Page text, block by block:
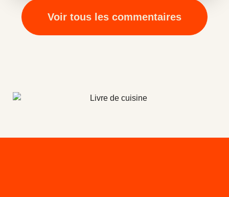
Voir tous les commentaires